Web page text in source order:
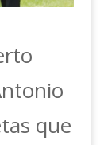
que